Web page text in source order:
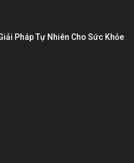
Pháp Tự Nhiên Cho Sức Khỏe